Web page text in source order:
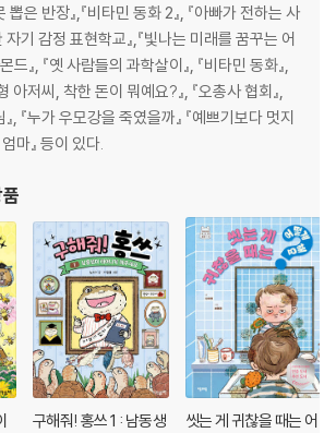
뽑은 반장』,『비타민 동화 2』, 『아빠가 전하는 사
자기 감정 표현학교』,『빛나는 미래를 꿈꾸는 어
』, 『옛 사람들의 과학살이』, 『비타민 동화』,
아저씨, 착한 돈이 뭐예요?』, 『오총사 협회』,
, 『누가 우모강을 죽였을까』 『예쁘기보다 멋지
마』 등이 있다.
구해줘! 홍쓰 1 : 남동생
씻는 게 귀찮을 때는 어